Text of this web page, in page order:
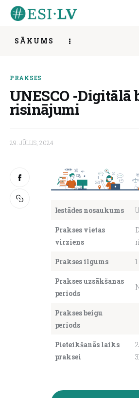
SĀKUMS
Iesaisties
Ziņas
Mentorings
Aktivitātes
Par mums
About us
PRAKSES
UNESCO -Digitālā
risinājumi
29. JŪLIJS, 2024
Iestādes nosaukums
Prakses vietas
virziens
Prakses ilgums
Prakses uzsākšanas
periods
Prakses beigu
periods
Pieteikšanās laiks
praksei